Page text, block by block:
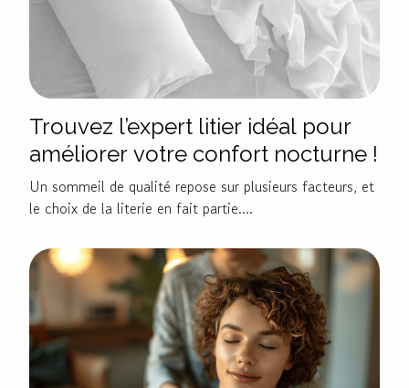
Trouvez l’expert litier idéal pour
améliorer votre confort nocturne !
Un sommeil de qualité repose sur plusieurs facteurs, et
le choix de la literie en fait partie....